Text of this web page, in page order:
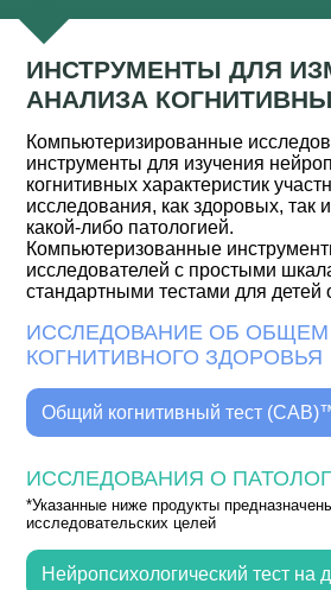
ИНСТРУМЕНТЫ ДЛЯ
АНАЛИЗА
Компьютеризированные
инструменты для изучения
когнитивных характеристик
исследования, как здоровых, так
какой-либо патологией.
Компьютеризованные
исследователей с простыми
стандартными тестами для детей
ИССЛЕДОВАНИЕ ОБ
КОГНИТИВНОГО ЗДОРОВЬЯ
Общий когнитивный тест
ИССЛЕДОВАНИЯ О
*Указанные ниже продукты
исследовательских целей
Нейропсихологический тест на